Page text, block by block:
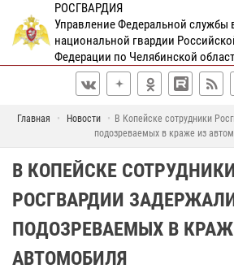
РОСГВАРДИЯ
Управление Федеральной службы
национальной гвардии
Федерации по Челябинской
Главная Новости
В Копейске сотрудники
подозреваемых в краже из
В КОПЕЙСКЕ
РОСГВАРДИИ
ПОДОЗРЕВАЕМЫХ В
АВТОМОБИЛЯ